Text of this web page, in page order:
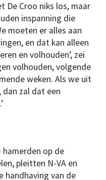
De Croo niks los, maar
inspanning die
moeten er alles aan
en dat kan alleen
en volhouden’, zei
volhouden, volgende
weken. Als we uit
dan zal dat een
hamerden op de
pleitten N-VA en
handhaving van de